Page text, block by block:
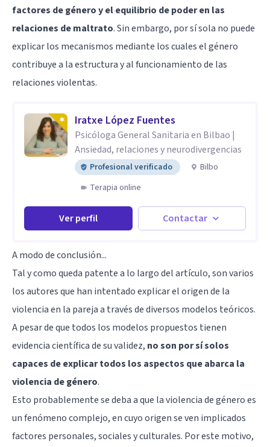
factores de género y el equilibrio de poder en las
relaciones de maltrato. Sin embargo, por sí sola no puede
explicar los mecanismos mediante los cuales el género
contribuye a la estructura y al funcionamiento de las
relaciones violentas.
Iratxe López Fuentes
Psicóloga General Sanitaria en Bilbao |
Ansiedad, relaciones y neurodivergencias
Profesional verificado
Bilbo
Terapia online
Ver perfil Contactar
A modo de conclusión...
Tal y como queda patente a lo largo del artículo, son varios
los autores que han intentado explicar el origen de la
violencia en la pareja a través de diversos modelos teóricos.
A pesar de que todos los modelos propuestos tienen
evidencia científica de su validez, no son por sí solos
capaces de explicar todos los aspectos que abarca la
violencia de género.
Esto probablemente se deba a que la violencia de género es
un fenómeno complejo, en cuyo origen se ven implicados
factores personales, sociales y culturales. Por este motivo,